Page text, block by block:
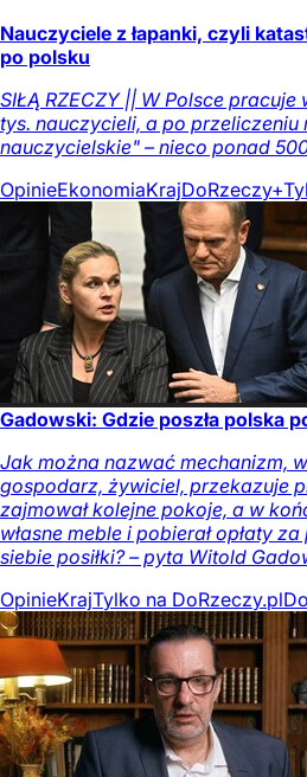
Nauczyciele z łapanki, czyli
po polsku
SIŁĄ RZECZY || W Polsce
tys. nauczycieli, a po przeliczeniu
nauczycielskie" – nieco ponad
OpinieEkonomiaKrajDoRzeczy+
Gadowski: Gdzie poszła polska
Jak można nazwać mechanizm,
gospodarz, żywiciel, przekazuje
zajmował kolejne pokoje, a w
własne meble i pobierał opłaty
siebie posiłki? – pyta Witold
OpinieKrajTylko na DoRzeczy.pl